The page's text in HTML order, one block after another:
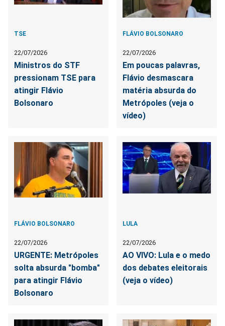
TSE
22/07/2026
Ministros do STF
pressionam TSE para
atingir Flávio
Bolsonaro
FLÁVIO BOLSONARO
22/07/2026
Em poucas palavras,
Flávio desmascara
matéria absurda do
Metrópoles (veja o
vídeo)
FLÁVIO BOLSONARO
22/07/2026
URGENTE: Metrópoles
solta absurda "bomba"
para atingir Flávio
Bolsonaro
LULA
22/07/2026
AO VIVO: Lula e o medo
dos debates eleitorais
(veja o vídeo)